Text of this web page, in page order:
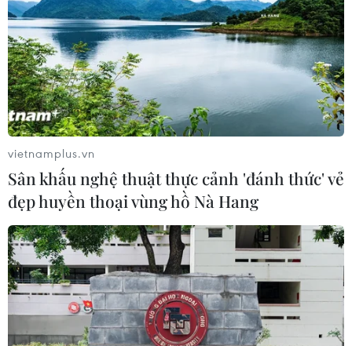
vietnamplus.vn
Sân khấu nghệ thuật thực cảnh 'đánh thức' vẻ
đẹp huyền thoại vùng hồ Nà Hang